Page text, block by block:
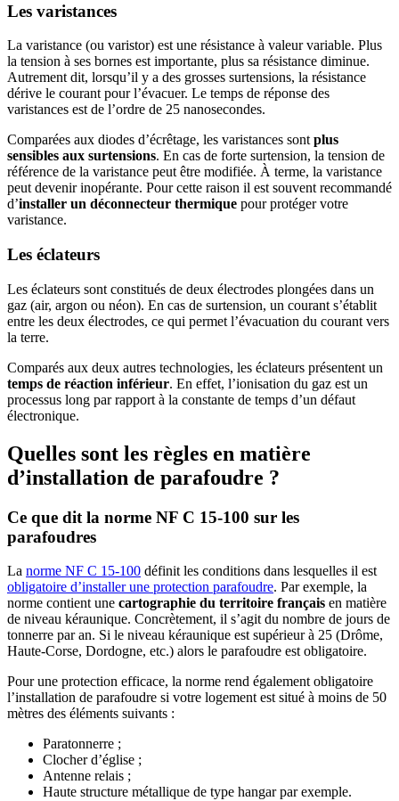
Les varistances
La varistance (ou varistor) est une résistance à valeur variable. Plus
la tension à ses bornes est importante, plus sa résistance diminue.
Autrement dit, lorsqu’il y a des grosses surtensions, la résistance
dérive le courant pour l’évacuer. Le temps de réponse des
varistances est de l’ordre de 25 nanosecondes.
Comparées aux diodes d’écrêtage, les varistances sontplus
sensibles aux surtensions. En cas de forte surtension, la tension de
référence de la varistance peut être modifiée. À terme, la varistance
peut devenir inopérante. Pour cette raison il est souvent recommandé
d’installer un déconnecteur thermique pour protéger votre
varistance.
Les éclateurs
Les éclateurs sont constitués de deux électrodes plongées dans un
gaz (air, argon ou néon). En cas de surtension, un courant s’établit
entre les deux électrodes, ce qui permet l’évacuation du courant vers
la terre.
Comparés aux deux autres technologies, les éclateurs présentent un
temps de réaction inférieur. En effet, l’ionisation du gaz est un
processus long par rapport à la constante de temps d’un défaut
électronique.
Quelles sont les règles en matière
d’installation de parafoudre ?
Ce que dit la norme NF C 15-100 sur les
parafoudres
La norme NF C 15-100 définit les conditions dans lesquelles il est
obligatoire d’installer une protection parafoudre. Par exemple, la
norme contient une cartographie du territoire français en matière
de niveau kéraunique. Concrètement, il s’agit du nombre de jours de
tonnerre par an. Si le niveau kéraunique est supérieur à 25 (Drôme,
Haute-Corse, Dordogne, etc.) alors le parafoudre est obligatoire.
Pour une protection efficace, la norme rend également obligatoire
l’installation de parafoudre si votre logement est situé à moins de 50
mètres des éléments suivants :
Paratonnerre ;
Clocher d’église ;
Antenne relais ;
Haute structure métallique de type hangar par exemple.